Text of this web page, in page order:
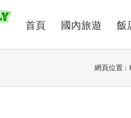
首頁 國內旅遊 飯
網頁位置 :